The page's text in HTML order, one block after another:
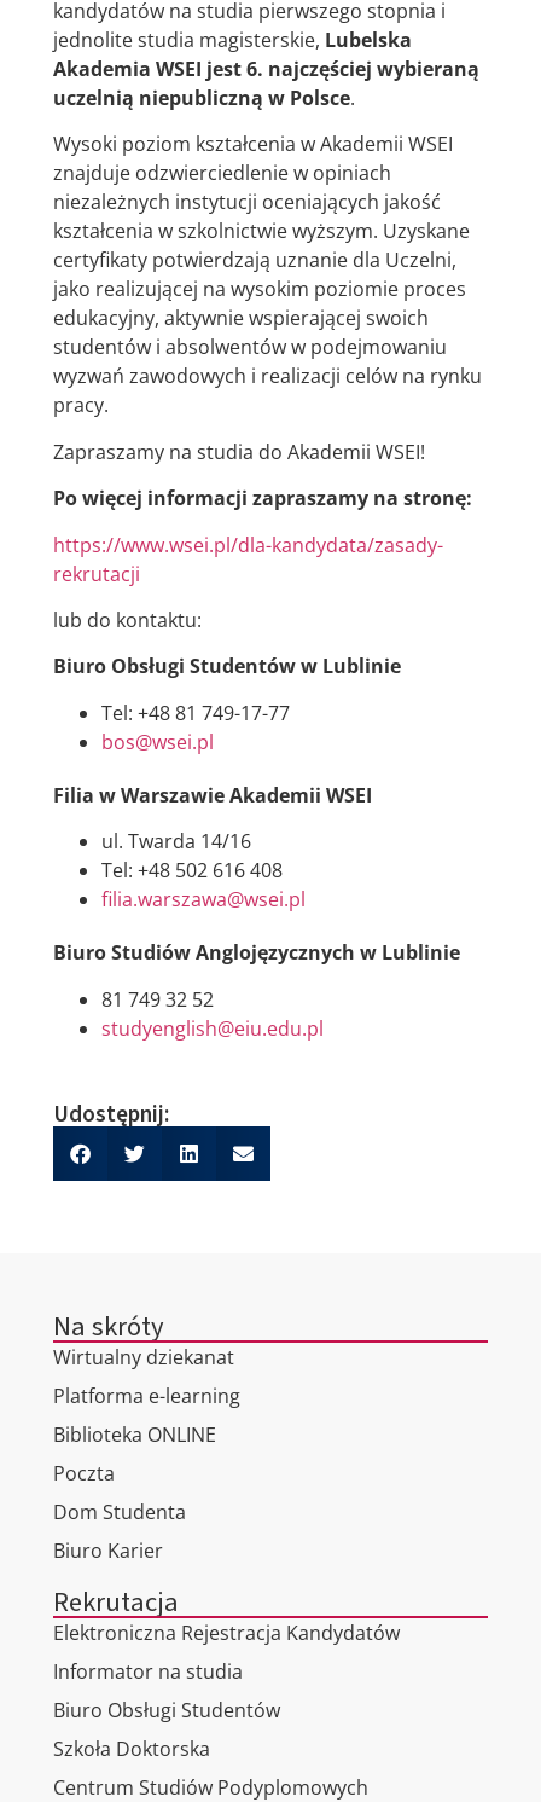
kandydatów na studia pierwszego stopnia i
jednolite studia magisterskie, Lubelska
Akademia WSEI jest 6. najczęściej wybieraną
uczelnią niepubliczną w Polsce.
Wysoki poziom kształcenia w Akademii WSEI
znajduje odzwierciedlenie w opiniach
niezależnych instytucji oceniających jakość
kształcenia w szkolnictwie wyższym. Uzyskane
certyfikaty potwierdzają uznanie dla Uczelni,
jako realizującej na wysokim poziomie proces
edukacyjny, aktywnie wspierającej swoich
studentów i absolwentów w podejmowaniu
wyzwań zawodowych i realizacji celów na rynku
pracy.
Zapraszamy na studia do Akademii WSEI!
Po więcej informacji zapraszamy na stronę:
https://www.wsei.pl/dla-kandydata/zasady-
rekrutacji
lub do kontaktu:
Biuro Obsługi Studentów w Lublinie
Tel: +48 81 749-17-77
bos@wsei.pl
Filia w Warszawie Akademii WSEI
ul. Twarda 14/16
Tel: +48 502 616 408
filia.warszawa@wsei.pl
Biuro Studiów Anglojęzycznych w Lublinie
81 749 32 52
studyenglish@eiu.edu.pl
Udostępnij:
Na skróty
Wirtualny dziekanat
Platforma e-learning
Biblioteka ONLINE
Poczta
Dom Studenta
Biuro Karier
Rekrutacja
Elektroniczna Rejestracja Kandydatów
Informator na studia
Biuro Obsługi Studentów
Szkoła Doktorska
Centrum Studiów Podyplomowych